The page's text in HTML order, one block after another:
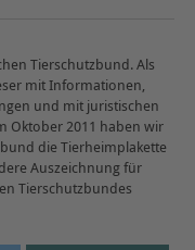
Tierschutzbund. Als
mit Informationen,
und mit juristischen
Oktober 2011 haben wir
die Tierheimplakette
Auszeichnung für
Tierschutzbundes